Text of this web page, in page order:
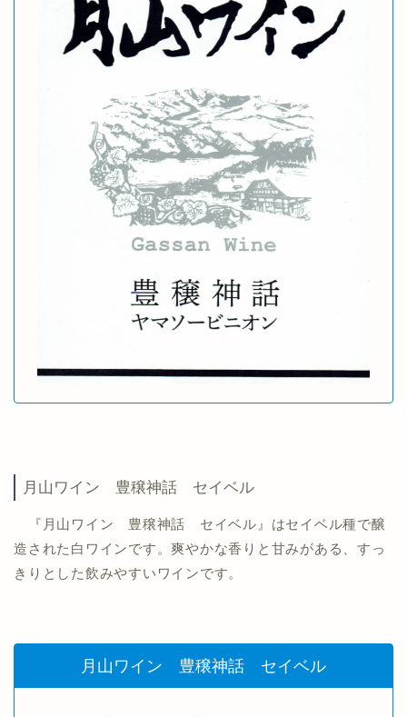
月山ワイン 豊穣神話 セイベル
『月山ワイン 豊穣神話 セイベル』はセイベル種で醸
造された白ワインです。爽やかな香りと甘みがある、すっ
きりとした飲みやすいワインです。
月山ワイン 豊穣神話 セイベル